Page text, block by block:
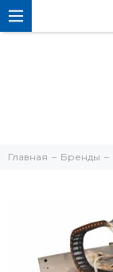
Главная Бренды